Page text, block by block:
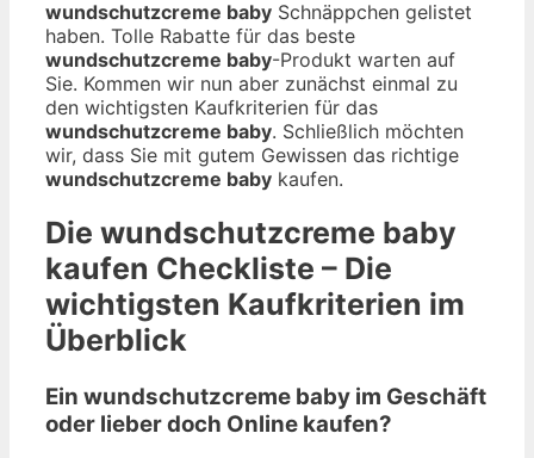
wundschutzcreme baby Schnäppchen gelistet
haben. Tolle Rabatte für das beste
wundschutzcreme baby-Produkt warten auf
Sie. Kommen wir nun aber zunächst einmal zu
den wichtigsten Kaufkriterien für das
wundschutzcreme baby. Schließlich möchten
wir, dass Sie mit gutem Gewissen das richtige
wundschutzcreme baby kaufen.
Die wundschutzcreme baby
kaufen Checkliste – Die
wichtigsten Kaufkriterien im
Überblick
Ein wundschutzcreme baby im Geschäft
oder lieber doch Online kaufen?